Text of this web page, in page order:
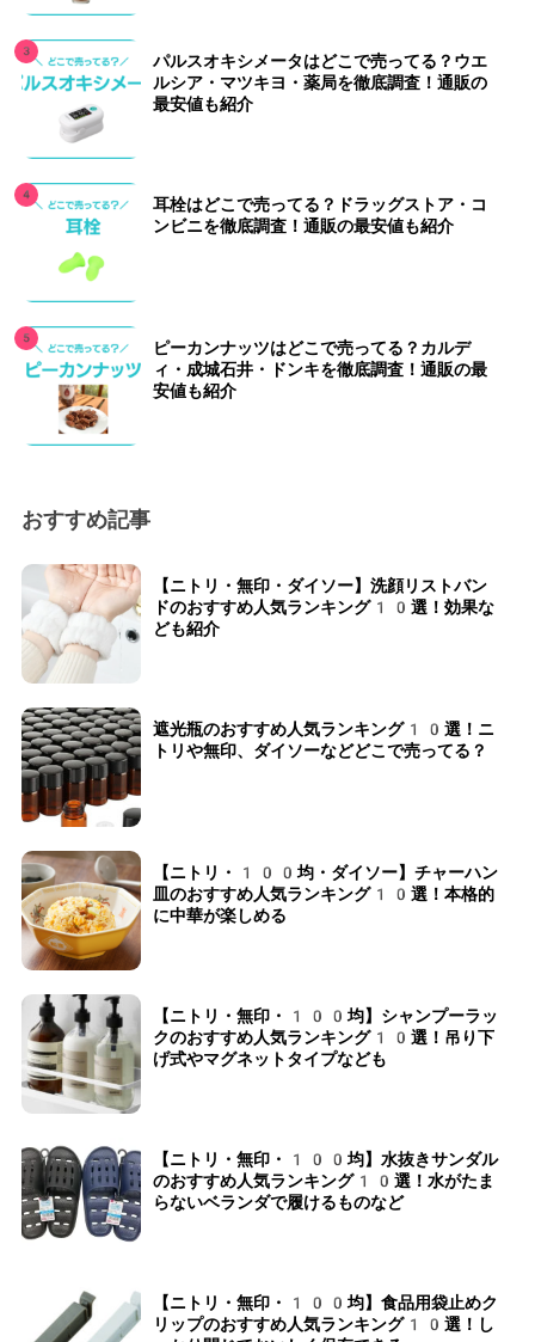
パルスオキシメータはどこで売ってる？ウエ
ルシア・マツキヨ・薬局を徹底調査！通販の
最安値も紹介
耳栓はどこで売ってる？ドラッグストア・コ
ンビニを徹底調査！通販の最安値も紹介
ピーカンナッツはどこで売ってる？カルデ
ィ・成城石井・ドンキを徹底調査！通販の最
安値も紹介
おすすめ記事
【ニトリ・無印・ダイソー】洗顔リストバン
ドのおすすめ人気ランキング10選！効果な
ども紹介
遮光瓶のおすすめ人気ランキング10選！ニ
トリや無印、ダイソーなどどこで売ってる？
【ニトリ・100均・ダイソー】チャーハン
皿のおすすめ人気ランキング10選！本格的
に中華が楽しめる
【ニトリ・無印・100均】シャンプーラッ
クのおすすめ人気ランキング10選！吊り下
げ式やマグネットタイプなども
【ニトリ・無印・100均】水抜きサンダル
のおすすめ人気ランキング10選！水がたま
らないベランダで履けるものなど
【ニトリ・無印・100均】食品用袋止めク
リップのおすすめ人気ランキング10選！し